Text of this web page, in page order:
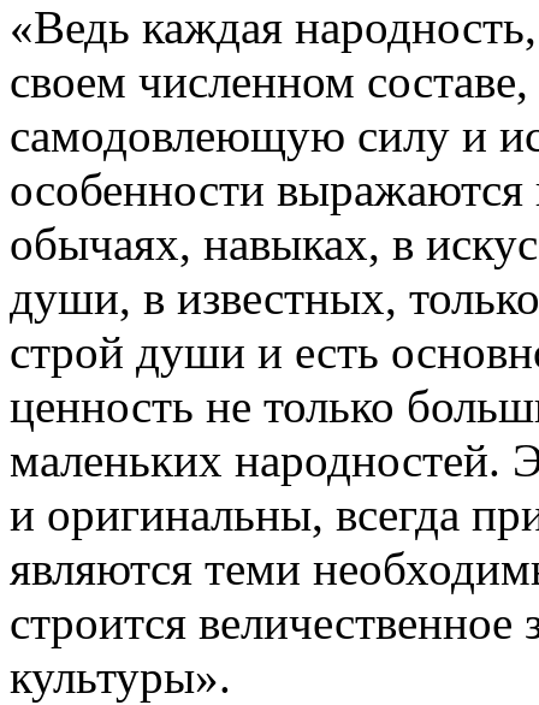
«Ведь каждая
своем численном составе,
самодовлеющую силу и
особенности выражаются
обычаях, навыках, в
души, в известных,
строй души и есть
ценность не только
маленьких народностей.
и оригинальны, всегда
являются теми
строится
культуры».